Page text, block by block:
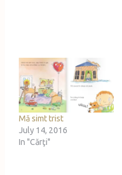
Mă simt trist
July 14, 2016
In "Cărţi"